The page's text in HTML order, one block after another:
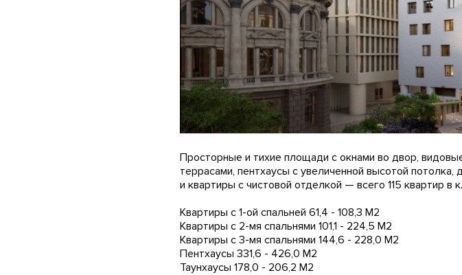
Просторные и тихие площади с окнами во двор,
террасами, пентхаусы с увеличенной высотой
и квартиры с чистовой отделкой — всего 115 квартир в
Квартиры с 1-ой спальней 61,4 - 108,3 М2
Квартиры с 2-мя спальнями 101,1 - 224,5 М2
Квартиры с 3-мя спальнями 144,6 - 228,0 М2
Пентхаусы 331,6 - 426,0 М2
Таунхаусы 178,0 - 206,2 М2